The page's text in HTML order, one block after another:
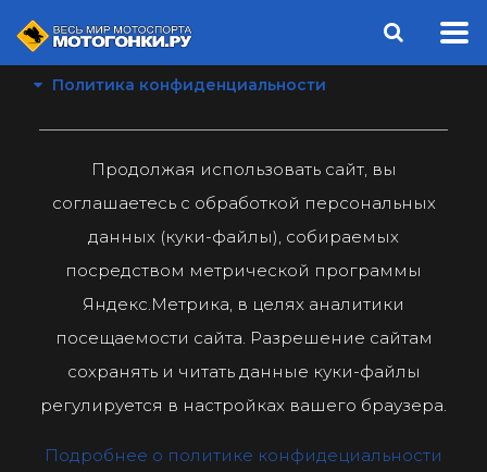
Политика конфиденциальности
Продолжая использовать сайт, вы
соглашаетесь с обработкой персональных
данных (куки-файлы), собираемых
посредством метрической программы
Яндекс.Метрика, в целях аналитики
посещаемости сайта. Разрешение сайтам
сохранять и читать данные куки-файлы
регулируется в настройках вашего браузера.
Подробнее о политике конфидециальности